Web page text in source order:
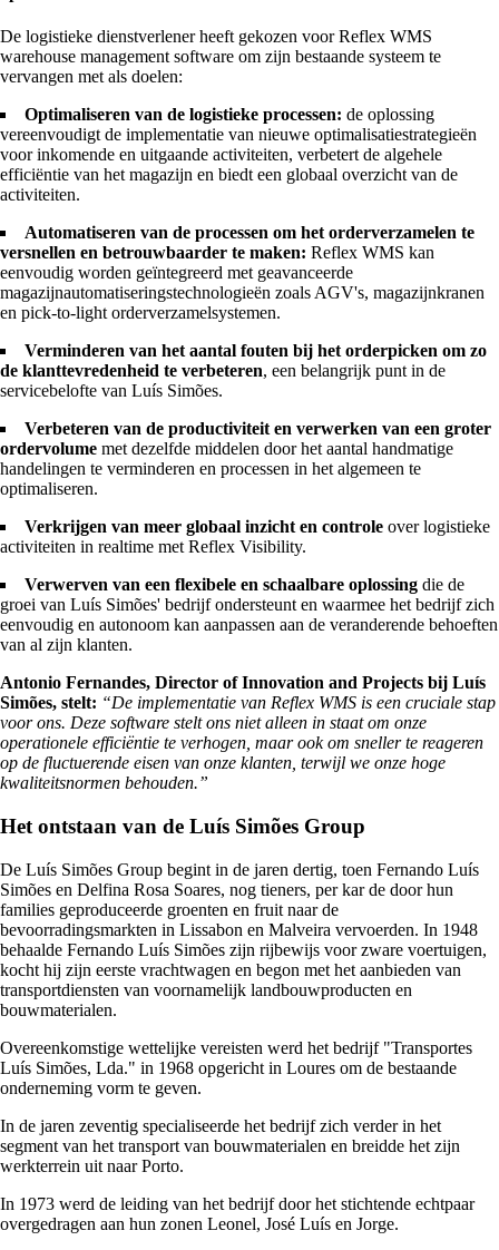
De logistieke dienstverlener heeft gekozen voor Reflex WMS
warehouse management software om zijn bestaande systeem te
vervangen met als doelen:
Optimaliseren van de logistieke processen: de oplossing
vereenvoudigt de implementatie van nieuwe optimalisatiestrategieën
voor inkomende en uitgaande activiteiten, verbetert de algehele
efficiëntie van het magazijn en biedt een globaal overzicht van de
activiteiten.
Automatiseren van de processen om het orderverzamelen te
versnellen en betrouwbaarder te maken: Reflex WMS kan
eenvoudig worden geïntegreerd met geavanceerde
magazijnautomatiseringstechnologieën zoals AGV's, magazijnkranen
en pick-to-light orderverzamelsystemen.
Verminderen van het aantal fouten bij het orderpicken om zo
de klanttevredenheid te verbeteren, een belangrijk punt in de
servicebelofte van Luís Simões.
Verbeteren van de productiviteit en verwerken van een groter
ordervolume met dezelfde middelen door het aantal handmatige
handelingen te verminderen en processen in het algemeen te
optimaliseren.
Verkrijgen van meer globaal inzicht en controle over logistieke
activiteiten in realtime met Reflex Visibility.
Verwerven van een flexibele en schaalbare oplossing die de
groei van Luís Simões' bedrijf ondersteunt en waarmee het bedrijf zich
eenvoudig en autonoom kan aanpassen aan de veranderende behoeften
van al zijn klanten.
Antonio Fernandes, Director of Innovation and Projects bij Luís
Simões, stelt: “De implementatie van Reflex WMS is een cruciale stap
voor ons. Deze software stelt ons niet alleen in staat om onze
operationele efficiëntie te verhogen, maar ook om sneller te reageren
op de fluctuerende eisen van onze klanten, terwijl we onze hoge
kwaliteitsnormen behouden.”
Het ontstaan van de Luís Simões Group
De Luís Simões Group begint in de jaren dertig, toen Fernando Luís
Simões en Delfina Rosa Soares, nog tieners, per kar de door hun
families geproduceerde groenten en fruit naar de
bevoorradingsmarkten in Lissabon en Malveira vervoerden. In 1948
behaalde Fernando Luís Simões zijn rijbewijs voor zware voertuigen,
kocht hij zijn eerste vrachtwagen en begon met het aanbieden van
transportdiensten van voornamelijk landbouwproducten en
bouwmaterialen.
Overeenkomstige wettelijke vereisten werd het bedrijf "Transportes
Luís Simões, Lda." in 1968 opgericht in Loures om de bestaande
onderneming vorm te geven.
In de jaren zeventig specialiseerde het bedrijf zich verder in het
segment van het transport van bouwmaterialen en breidde het zijn
werkterrein uit naar Porto.
In 1973 werd de leiding van het bedrijf door het stichtende echtpaar
overgedragen aan hun zonen Leonel, José Luís en Jorge.